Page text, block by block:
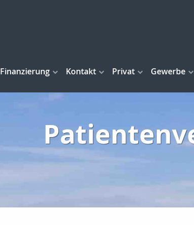
Finanzierung Kontakt Privat Gewerbe